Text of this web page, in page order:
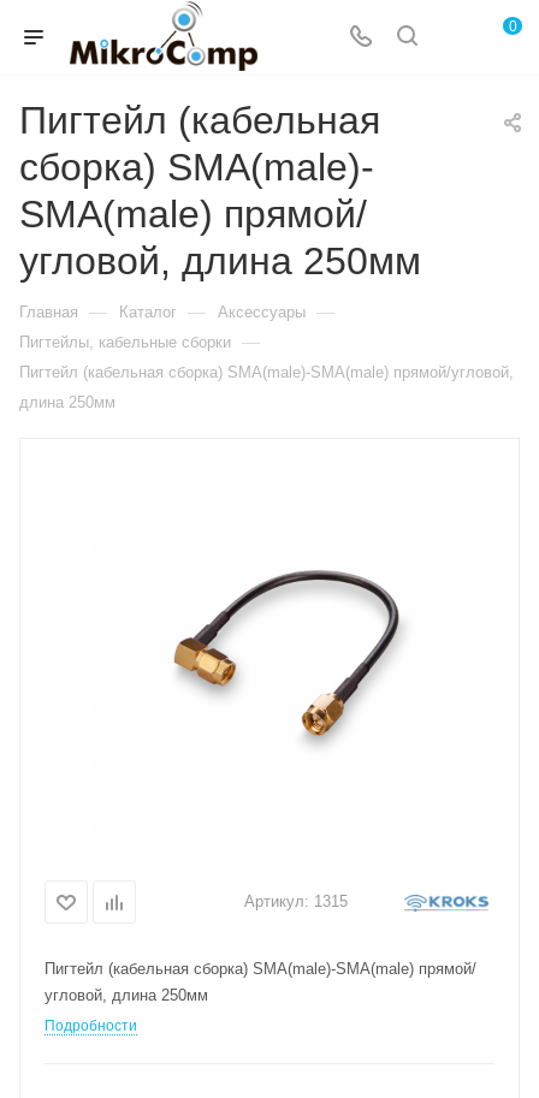
0
Пигтейл (кабельная
сборка) SMA(male)-
SMA(male) прямой/
угловой, длина 250мм
Главная — Каталог — Аксессуары —
Пигтейлы, кабельные сборки —
Пигтейл (кабельная сборка) SMA(male)-SMA(male) прямой/угловой,
длина 250мм
Артикул: 1315
Пигтейл (кабельная сборка) SMA(male)-SMA(male) прямой/
угловой, длина 250мм
Подробности